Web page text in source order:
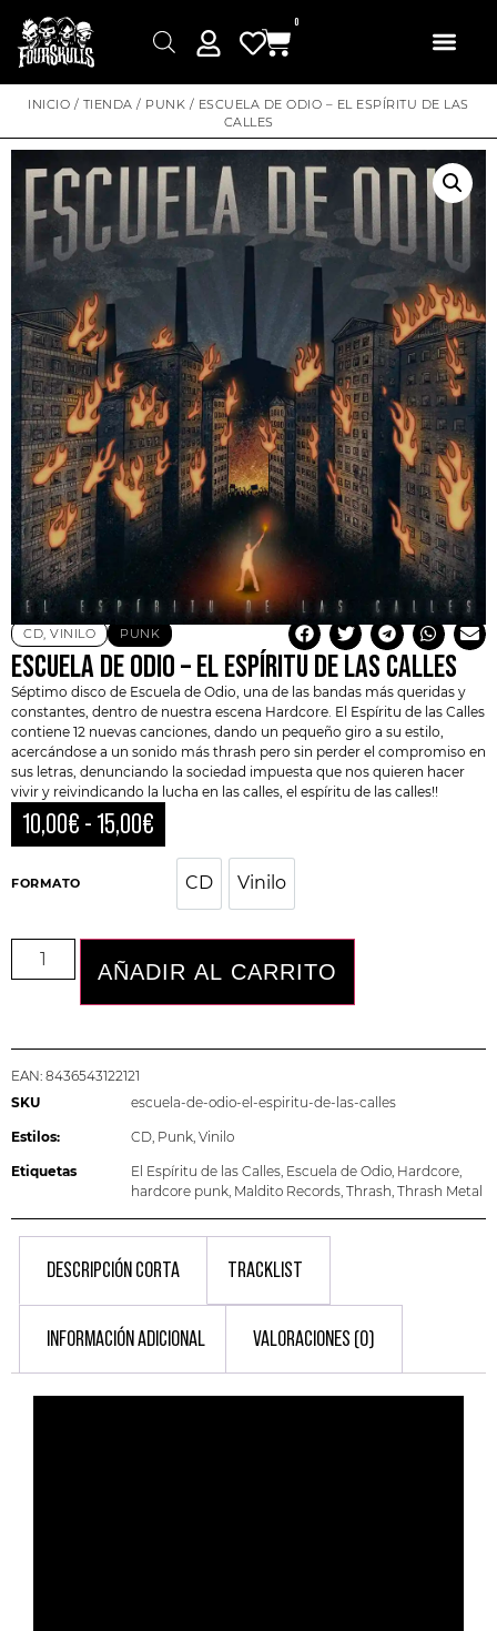
0
INICIO / TIENDA / PUNK / ESCUELA DE ODIO – EL ESPÍRITU DE LAS
CALLES
CD, VINILO PUNK
ESCUELA DE ODIO – EL ESPÍRITU DE LAS CALLES
Séptimo disco de Escuela de Odio , una de las bandas más queridas y
constantes, dentro de nuestra escena Hardcore . El Espíritu de las Calles
contiene 12 nuevas canciones, dando un pequeño giro a su estilo,
acercándose a un sonido más thrash pero sin perder el compromiso en
sus letras, denunciando la sociedad impuesta que nos quieren hacer
vivir y reivindicando la lucha en las calles, el espíritu de las calles!!
10,00€ -15,00€
FORMATO CD Vinilo
AÑADIR AL CARRITO
EAN: 8436543122121
SKU
escuela-de-odio-el-espiritu-de-las-calles
Estilos: CD, Punk, Vinilo
Etiquetas El Espíritu de las Calles, Escuela de Odio, Hardcore,
hardcore punk, Maldito Records, Thrash, Thrash Metal
DESCRIPCIÓN CORTA TRACKLIST
INFORMACIÓN ADICIONAL VALORACIONES (0)